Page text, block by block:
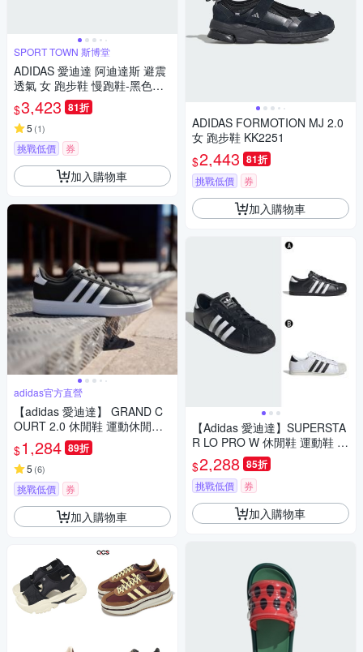
SPORT TOWN 斯博堂
ADIDAS 愛迪達 阿迪達斯 避震
透氣 女 跑步鞋 慢跑鞋-黑色系-
adizero Evo SL W-JP7147
$3,423 81折
5 (1)
挑戰低價 券
加入購物車
adidas官方直營
【adidas 愛迪達】 GRAND C
OURT 2.0 休閒鞋 運動休閒鞋
男鞋/女鞋 GW9196
$1,284 89折
5 (6)
挑戰低價 券
加入購物車
ADIDAS FORMOTION MJ 2.0
女 跑步鞋 KK2251
$2,443 81折
挑戰低價 券
加入購物車
【Adidas 愛迪達】SUPERSTA
R LO PRO W 休閒鞋 運動鞋 女
A-KI6824 B-KK0427
$2,288 85折
挑戰低價 券
加入購物車